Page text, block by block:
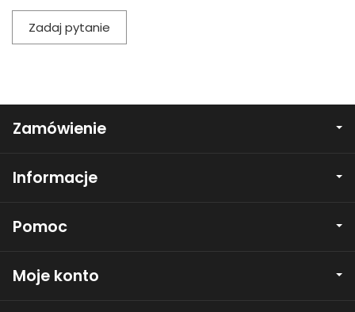
Zadaj pytanie
Zamówienie
Informacje
Pomoc
Moje konto